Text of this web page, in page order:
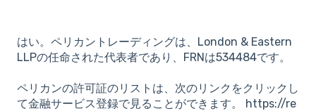
はい。ペリカントレーディングは、London & Eastern
LLPの任命された代表者であり、FRNは534484です。
ペリカンの許可証のリストは、次のリンクをクリックし
て金融サービス登録で見ることができます。 https://re